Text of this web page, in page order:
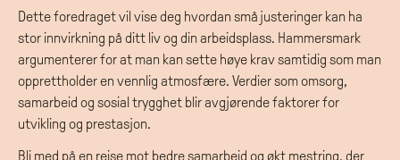
Dette foredraget vil vise deg hvordan små justeringer kan ha
stor innvirkning på ditt liv og din arbeidsplass. Hammersmark
argumenterer for at man kan sette høye krav samtidig som man
opprettholder en vennlig atmosfære. Verdier som omsorg,
samarbeid og sosial trygghet blir avgjørende faktorer for
utvikling og prestasjon.
Bli med på en reise mot bedre samarbeid og økt mestring, der